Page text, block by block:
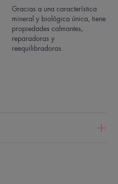
Gracias a una característica
mineral y biológica única, tiene
propiedades calmantes,
reparadoras y
reequilibradoras.